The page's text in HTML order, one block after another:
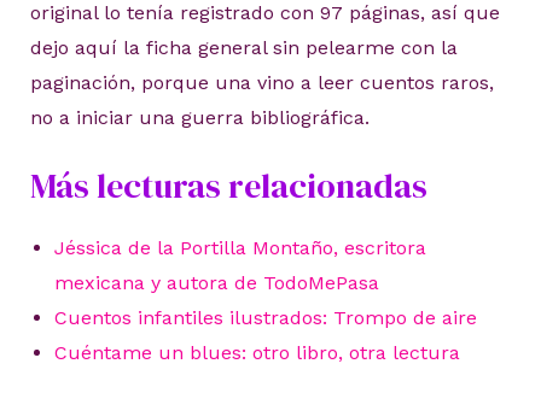
original lo tenía registrado con 97 páginas, así que
dejo aquí la ficha general sin pelearme con la
paginación, porque una vino a leer cuentos raros,
no a iniciar una guerra bibliográfica.
Más lecturas relacionadas
Jéssica de la Portilla Montaño, escritora
mexicana y autora de TodoMePasa
Cuentos infantiles ilustrados: Trompo de aire
Cuéntame un blues: otro libro, otra lectura